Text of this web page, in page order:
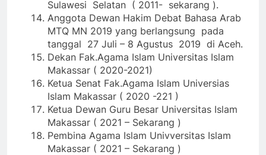
Sulawesi Selatan ( 2011- sekarang ).
Anggota Dewan Hakim Debat Bahasa Arab
MTQ MN 2019 yang berlangsung pada
tanggal 27 Juli – 8 Agustus 2019 di Aceh.
Dekan Fak.Agama Islam Universitas Islam
Makassar ( 2020-2021)
Ketua Senat Fak.Agama Islam Universias
Islam Makassar ( 2020 -221 )
Ketua Dewan Guru Besar Universitas Islam
Makassar ( 2021 – Sekarang )
Pembina Agama Islam Univversitas Islam
Makassar ( 2021 – Sekarang )